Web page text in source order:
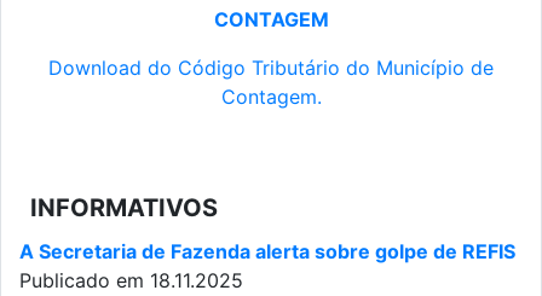
CONTAGEM
Download do Código Tributário do Município de
Contagem.
INFORMATIVOS
A Secretaria de Fazenda alerta sobre golpe de REFIS
Publicado em 18.11.2025